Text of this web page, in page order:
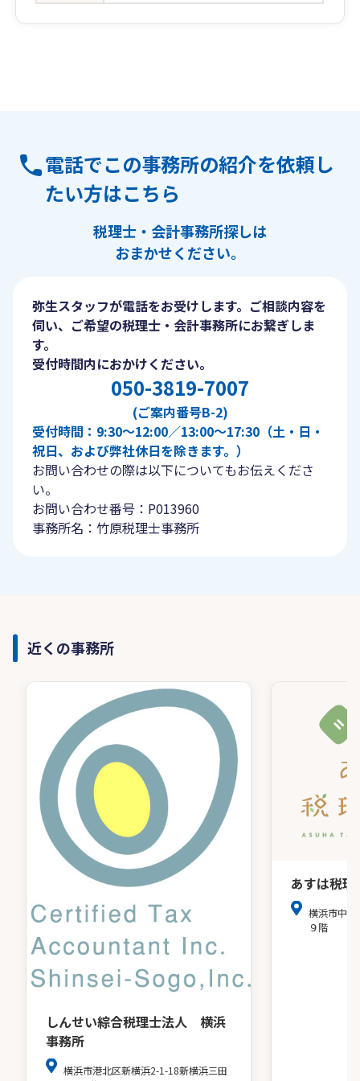
電話でこの事務所の紹介を依頼し
たい方はこちら
税理士・会計事務所探しは
おまかせください。
弥生スタッフが電話をお受けします。ご相談内容を
伺い、ご希望の税理士・会計事務所にお繋ぎしま
す。
受付時間内におかけください。
050-3819-7007
(ご案内番号B-2)
受付時間：9:30〜12:00／13:00〜17:30（土・日・
祝日、および弊社休日を除きます。）
お問い合わせの際は以下についてもお伝えくださ
い。
お問い合わせ番号：P013960
事務所名：竹原税理士事務所
近くの事務所
しんせい綜合税理士法人 横浜
事務所
横浜市港北区新横浜2-1-18新横浜三田
あすは税理
横浜市中区
９階